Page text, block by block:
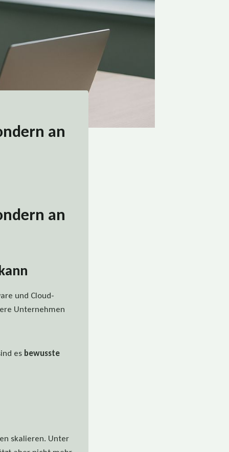
an
an
und Cloud-
Unternehmen
es bewusste
skalieren. Unter